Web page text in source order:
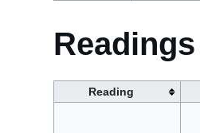
Readings
Reading